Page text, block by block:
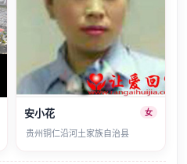
安小花 女
贵州铜仁沿河土家族自治县